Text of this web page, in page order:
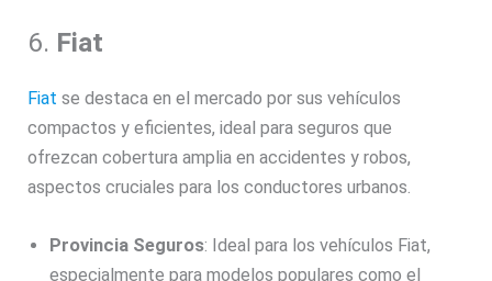
6. Fiat
Fiatse destaca en el mercado por sus vehículos
compactos y eficientes, ideal para seguros que
ofrezcan cobertura amplia en accidentes y robos,
aspectos cruciales para los conductores urbanos.
Provincia Seguros: Ideal para los vehículos Fiat,
especialmente para modelos populares como el